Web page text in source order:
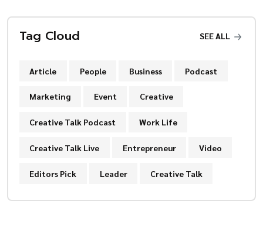
Tag Cloud SEE ALL
Article People Business Podcast
Marketing Event Creative
Creative Talk Podcast Work Life
Creative Talk Live Entrepreneur Video
Editors Pick Leader Creative Talk